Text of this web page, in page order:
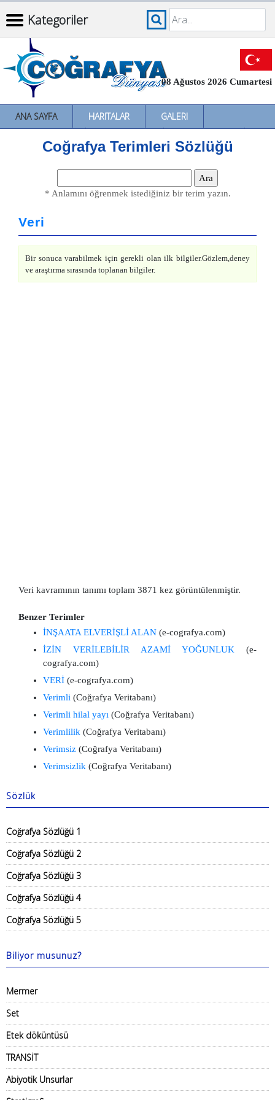
Kategoriler
08 Ağustos 2026 Cumartesi
ANA SAYFA HARITALAR
GALERI
İNCELEMELER
SÖZLÜKLER İL İL TÜRKIYE
Coğrafya Terimleri Sözlüğü
* Anlamını öğrenmek istediğiniz bir terim yazın.
Veri
Bir sonuca varabilmek için gerekli olan ilk bilgiler.Gözlem,deney
ve araştırma sırasında toplanan bilgiler.
Veri kavramının tanımı toplam 3871 kez görüntülenmiştir.
Benzer Terimler
İNŞAATA ELVERİŞLİ ALAN (e-cografya.com)
İZİN VERİLEBİLİR AZAMİ YOĞUNLUK (e-
cografya.com)
VERİ (e-cografya.com)
Verimli (Coğrafya Veritabanı)
Verimli hilal yayı (Coğrafya Veritabanı)
Verimlilik (Coğrafya Veritabanı)
Verimsiz (Coğrafya Veritabanı)
Verimsizlik (Coğrafya Veritabanı)
Sözlük
Coğrafya Sözlüğü 1
Coğrafya Sözlüğü 2
Coğrafya Sözlüğü 3
Coğrafya Sözlüğü 4
Coğrafya Sözlüğü 5
Biliyor musunuz?
Mermer
Set
Etek döküntüsü
TRANSİT
Abiyotik Unsurlar